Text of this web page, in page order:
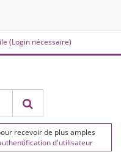
(Login nécessaire)
recevoir de plus amples
d'utilisateur